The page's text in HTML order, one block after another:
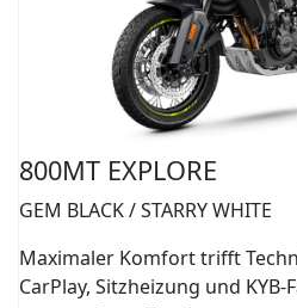
800MT EXPLORE
GEM BLACK / STARRY WHITE
Maximaler Komfort trifft
CarPlay, Sitzheizung und